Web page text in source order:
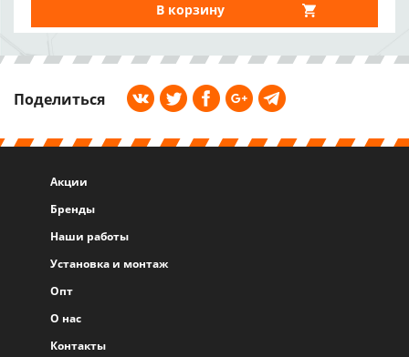
В корзину
Поделиться
Акции
Бренды
Наши работы
Установка и монтаж
Опт
О нас
Контакты